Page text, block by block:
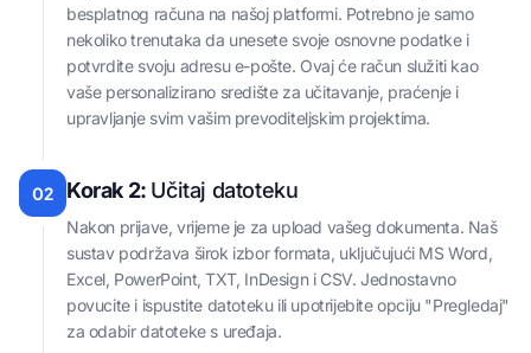
besplatnog računa na našoj platformi. Potrebno je samo
nekoliko trenutaka da unesete svoje osnovne podatke i
potvrdite svoju adresu e-pošte. Ovaj će račun služiti kao
vaše personalizirano središte za učitavanje, praćenje i
upravljanje svim vašim prevoditeljskim projektima.
02 Korak 2: Učitaj datoteku
Nakon prijave, vrijeme je za upload vašeg dokumenta. Naš
sustav podržava širok izbor formata, uključujući MS Word,
Excel, PowerPoint, TXT, InDesign i CSV. Jednostavno
povucite i ispustite datoteku ili upotrijebite opciju "Pregledaj"
za odabir datoteke s uređaja.